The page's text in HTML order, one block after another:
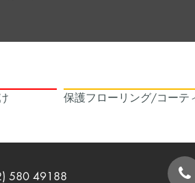
保護フローリング/コーテ
580 49188